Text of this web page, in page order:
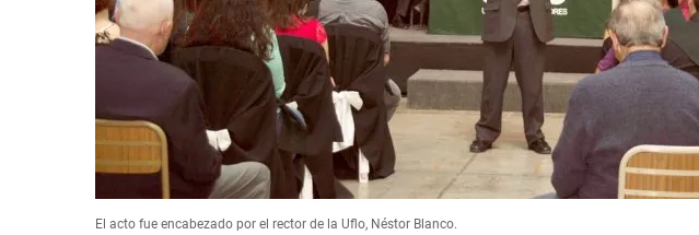
El acto fue encabezado por el rector de la Uflo, Néstor Blanco.